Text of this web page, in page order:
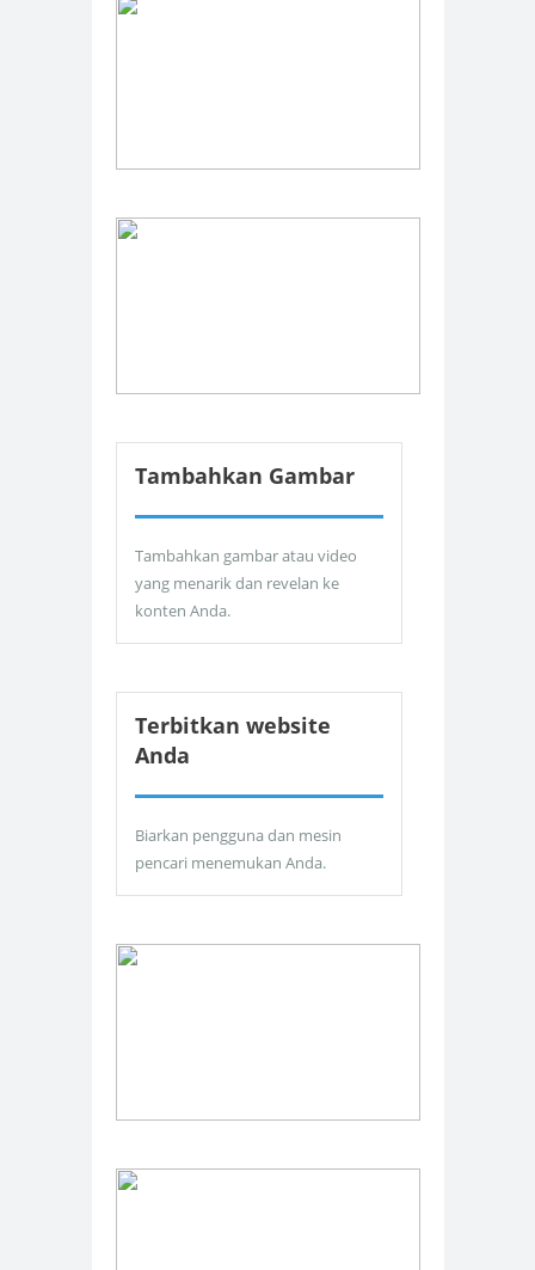
Tambahkan Gambar
Tambahkan gambar atau video
yang menarik dan revelan ke
konten Anda.
Terbitkan website
Anda
Biarkan pengguna dan mesin
pencari menemukan Anda.